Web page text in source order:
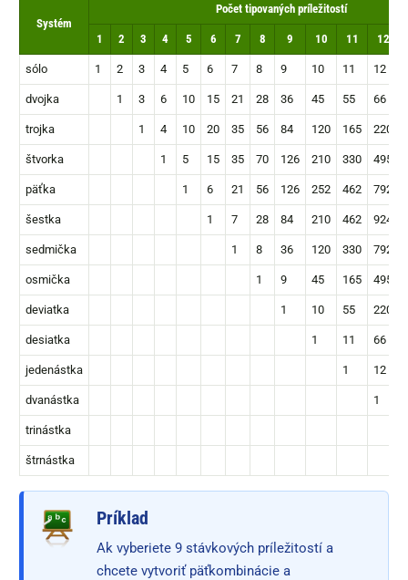
Systém
Počet tipovaných príležitostí
1 2 3 4 5 6 7 8 9 10 11 12
sólo 1 2 3 4 5 6 7 8 9 10 11 12
dvojka 1 3 6 10 15 21 28 36 45 55 66
trojka 1 4 10 20 35 56 84 120 165 220
štvorka 1 5 15 35 70 126 210 330 495
päťka 1 6 21 56 126 252 462 792
šestka 1 7 28 84 210 462 924
sedmička 1 8 36 120 330 792
osmička 1 9 45 165 495
deviatka 1 10 55 220
desiatka 1 11 66
jedenástka 1 12
dvanástka 1
trinástka
štrnástka
Príklad
Ak vyberiete 9 stávkových príležitostí a
chcete vytvoriť päťkombinácie a